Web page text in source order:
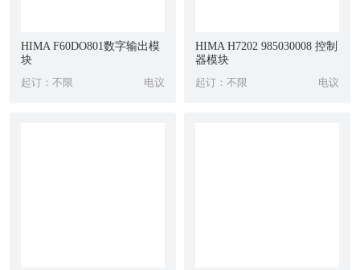
HIMA F60DO801数字输出模
块
起订：不限 电议
HIMA H7202 985030008 控制
器模块
起订：不限 电议